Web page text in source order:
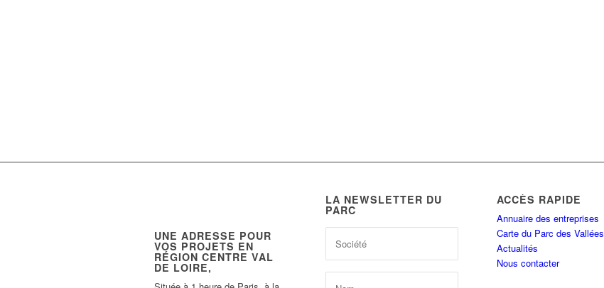
UNE ADRESSE POUR
VOS PROJETS EN
RÉGION CENTRE VAL
DE LOIRE,
LA NEWSLETTER DU
PARC
ACCÈS RAPIDE
Annuaire des entreprises
Carte du Parc des Vallées
Actualités
Nous contacter